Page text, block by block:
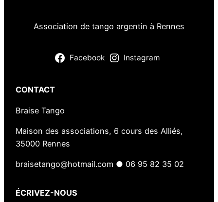
Association de tango argentin à Rennes
Facebook Instagram
CONTACT
Braise Tango
Maison des associations, 6 cours des Alliés,
35000 Rennes
braisetango@hotmail.com ● 06 95 82 35 02
ÉCRIVEZ-NOUS